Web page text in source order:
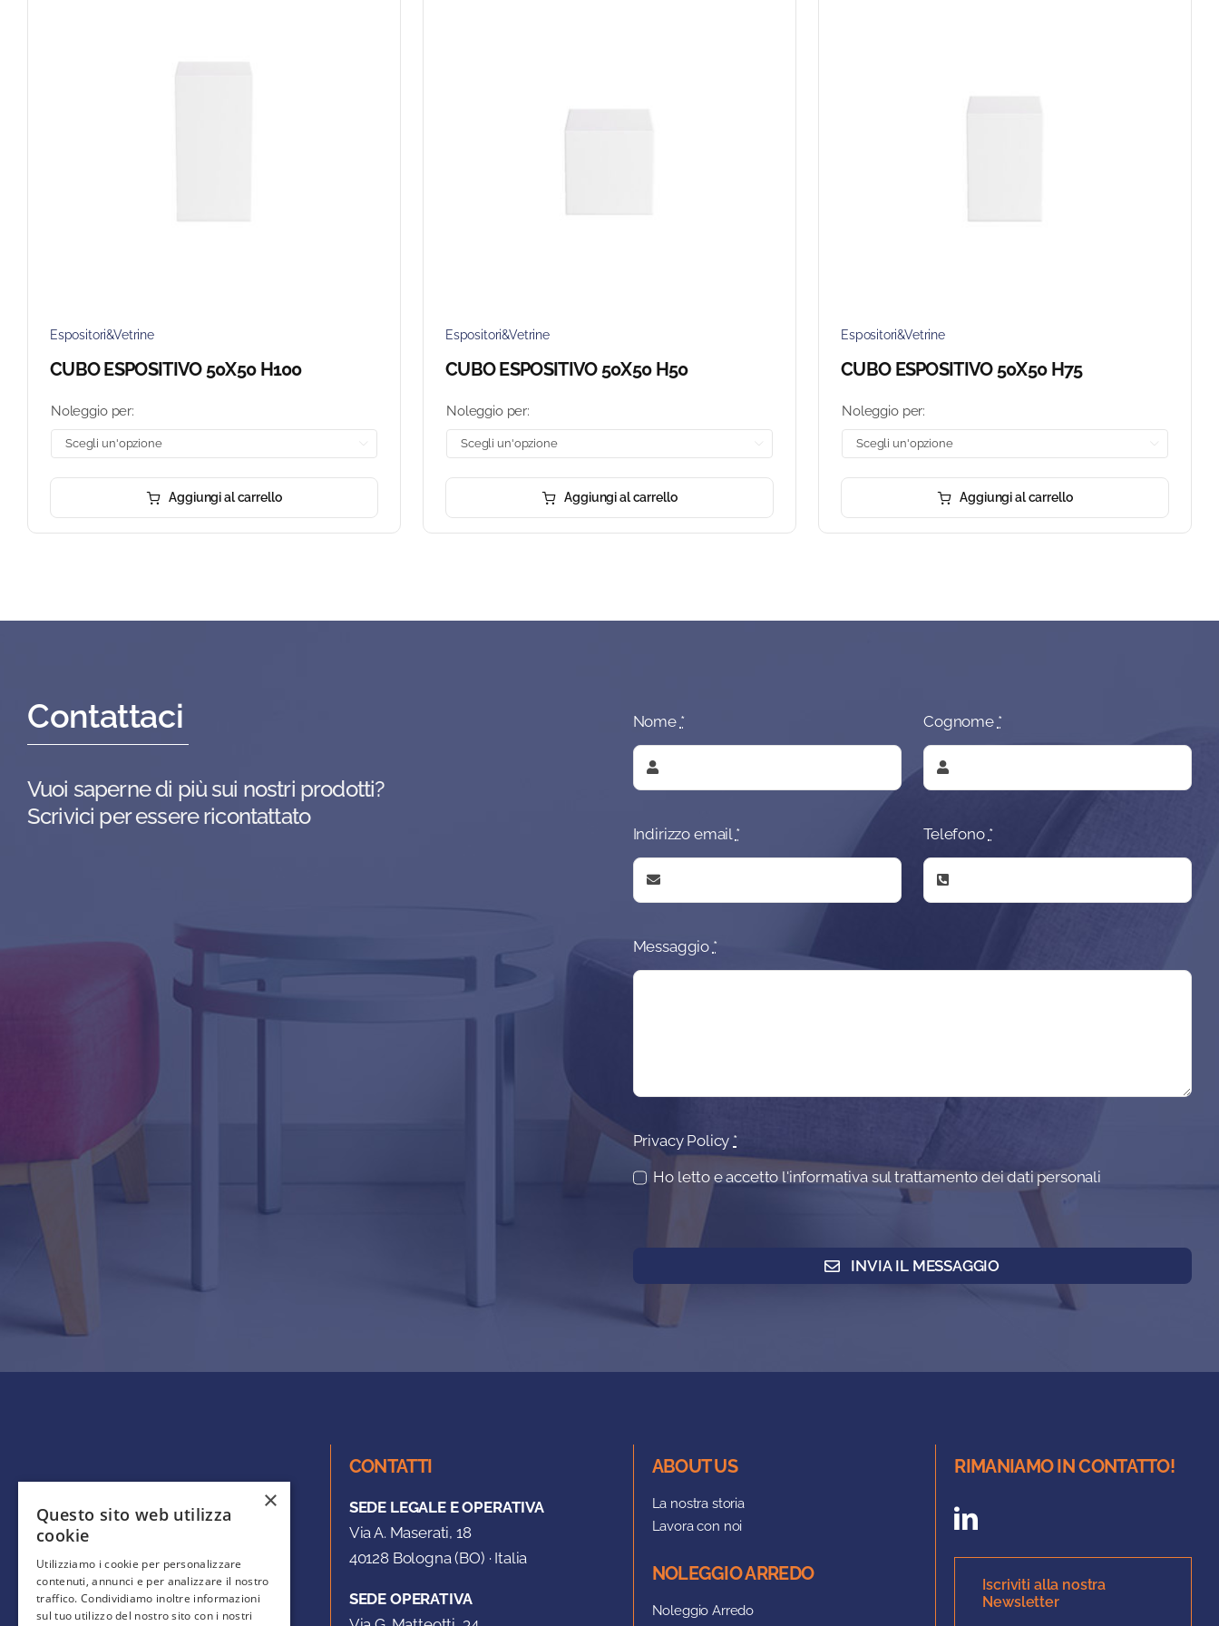
Espositori&Vetrine
CUBO ESPOSITIVO 50X50 H100
Noleggio per:
Aggiungi al carrello
Espositori&Vetrine
CUBO ESPOSITIVO 50X50 H50
Noleggio per:
Aggiungi al carrello
Espositori&Vetrine
CUBO ESPOSITIVO 50X50 H75
Noleggio per:
Aggiungi al carrello
Contattaci
Vuoi saperne di più sui nostri prodotti?
Scrivici per essere ricontattato
Nome * Cognome *
Indirizzo email * Telefono *
Messaggio *
Privacy Policy *
Ho letto e accetto l'informativa sul trattamento dei dati personali
INVIA IL MESSAGGIO
CONTATTI
SEDE LEGALE E OPERATIVA
Via A. Maserati, 18
40128 Bologna (BO) · Italia
SEDE OPERATIVA
ABOUT US
La nostra storia
Lavora con noi
NOLEGGIO ARREDO
Noleggio Arredo
RIMANIAMO IN CONTATTO!
Iscriviti alla nostra
Newsletter
×
Questo sito web utilizza
cookie
Utilizziamo i cookie per personalizzare
contenuti, annunci e per analizzare il nostro
traffico. Condividiamo inoltre informazioni
sul tuo utilizzo del nostro sito con i nostri